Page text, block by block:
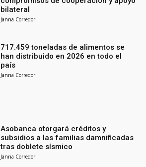
bilateral
Janna Corredor
717.459 toneladas de alimentos se
han distribuido en 2026 en todo el
país
Janna Corredor
Asobanca otorgará créditos y
subsidios a las familias damnificadas
tras doblete sísmico
Janna Corredor